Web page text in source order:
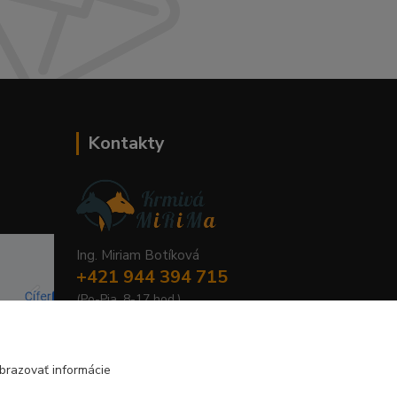
Kontakty
Ing. Miriam Botíková
+421 944 394 715
(Po-Pia, 8-17 hod.)
informácie